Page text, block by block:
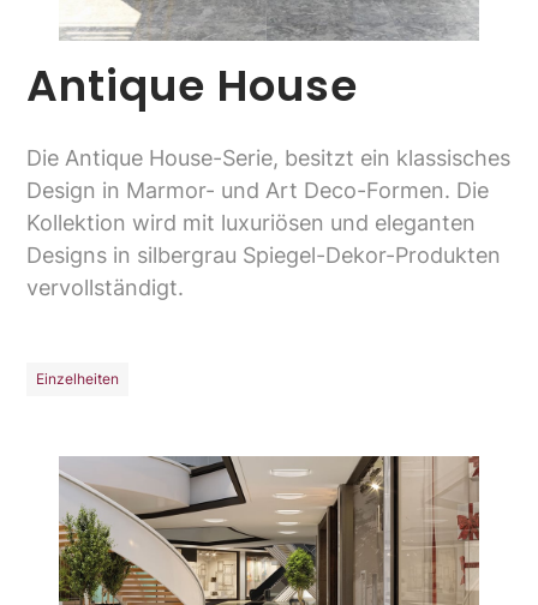
Antique House
Die Antique House-Serie, besitzt ein klassisches
Design in Marmor- und Art Deco-Formen. Die
Kollektion wird mit luxuriösen und eleganten
Designs in silbergrau Spiegel-Dekor-Produkten
vervollständigt.
Einzelheiten